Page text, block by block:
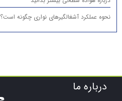
نحوه عملکرد آشغالگیرهای نواری چگونه است؟
درباره ما